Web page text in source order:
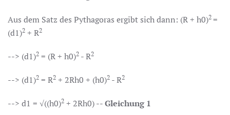
Aus dem Satz des Pythagoras ergibt sich dann: (R + h0)2 =
(d1)2 + R2
--> (d1)2 = (R + h0)2 - R2
--> (d1)2 = R2 + 2Rh0 + (h0)2 -R2
--> d1 = √((h0)2 + 2Rh0) --Gleichung 1